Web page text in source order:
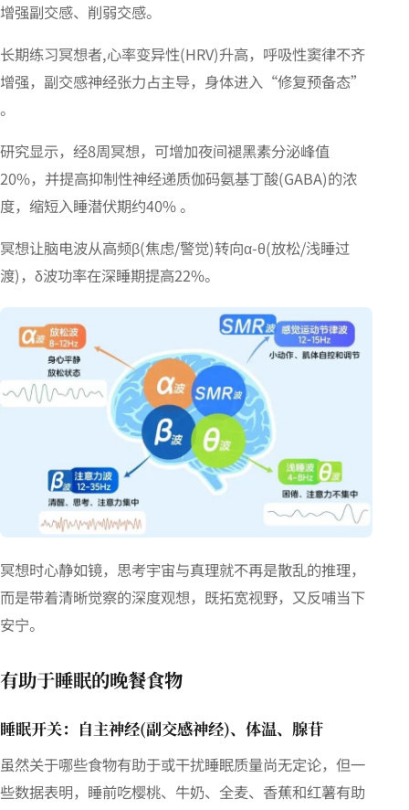
增强副交感、削弱交感。
长期练习冥想者,心率变异性(HRV)升高，呼吸性窦律不齐
增强，副交感神经张力占主导，身体进入“修复预备态”
。
研究显示，经8周冥想，可增加夜间褪黑素分泌峰值
20%，并提高抑制性神经递质伽码氨基丁酸(GABA)的浓
度，缩短入睡潜伏期约40% 。
冥想让脑电波从高频β(焦虑/警觉)转向α-θ(放松/浅睡过
渡)，δ波功率在深睡期提高22%。
冥想时心静如镜，思考宇宙与真理就不再是散乱的推理，
而是带着清晰觉察的深度观想，既拓宽视野，又反哺当下
安宁。
有助于睡眠的晚餐食物
睡眠开关：自主神经(副交感神经)、体温、腺苷
虽然关于哪些食物有助于或干扰睡眠质量尚无定论，但一
些数据表明，睡前吃樱桃、牛奶、全麦、香蕉和红薯有助